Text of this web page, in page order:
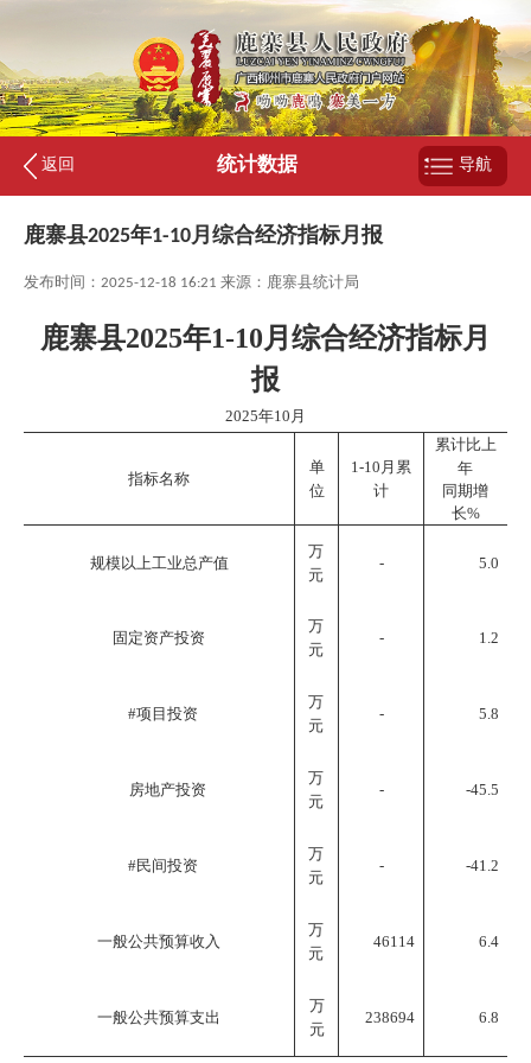
返回 统计数据 导航
鹿寨县2025年1-10月综合经济指标月报
发布时间：2025-12-18 16:21 来源：鹿寨县统计局
鹿寨县2025年1-10月综合经济指标月
报
2025年10月
指标名称
单
位
1-10月累
计
累计比上
年
同期增
长%
规模以上工业总产值
万
元
- 5.0
固定资产投资
万
元
- 1.2
#项目投资
万
元
- 5.8
房地产投资
万
元
- -45.5
#民间投资
万
元
- -41.2
一般公共预算收入
万
元
46114 6.4
一般公共预算支出
万
元
238694 6.8